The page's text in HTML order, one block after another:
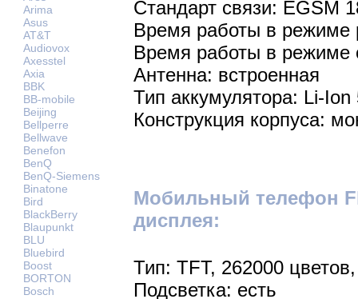
Arima
Asus
AT&T
Audiovox
Axesstel
Axia
BBK
BB-mobile
Beijing
Bellperre
Bellwave
Benefon
BenQ
BenQ-Siemens
Binatone
Bird
BlackBerry
Blaupunkt
BLU
Bluebird
Boost
BORTON
Bosch
Стандарт связи: EGSM
Время работы в режиме
Время работы в режиме
Антенна: встроенная
Тип аккумулятора: Li-
Конструкция корпуса:
Мобильный телефон
дисплея:
Тип: TFT, 262000
Подсветка: есть